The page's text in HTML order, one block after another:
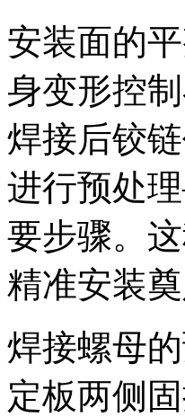
安装面的
身变形控
焊接后铰
进行预处
要步骤。
精准安装奠
焊接螺母
定板两侧